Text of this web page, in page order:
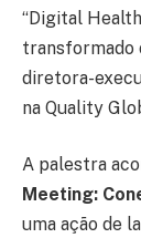
“Digital
transformado
diretora-
na Quality
A palestra
Meeting:
uma ação de